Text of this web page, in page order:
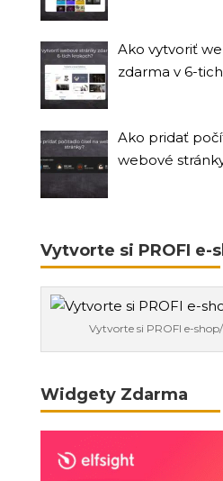
Ako vytvoriť
zdarma v 6-
Ako pridať
webové
Vytvorte si PROFI e-
Vytvorte si PROFI e-
Widgety Zdarma